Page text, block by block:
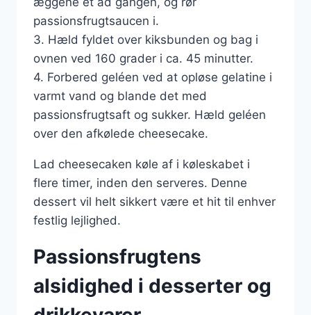
passionsfrugtsaucen i.
3. Hæld fyldet over kiksbunden og bag i
ovnen ved 160 grader i ca. 45 minutter.
4. Forbered geléen ved at opløse gelatine i
varmt vand og blande det med
passionsfrugtsaft og sukker. Hæld geléen
over den afkølede cheesecake.
Lad cheesecaken køle af i køleskabet i
flere timer, inden den serveres. Denne
dessert vil helt sikkert være et hit til enhver
festlig lejlighed.
Passionsfrugtens
alsidighed i desserter og